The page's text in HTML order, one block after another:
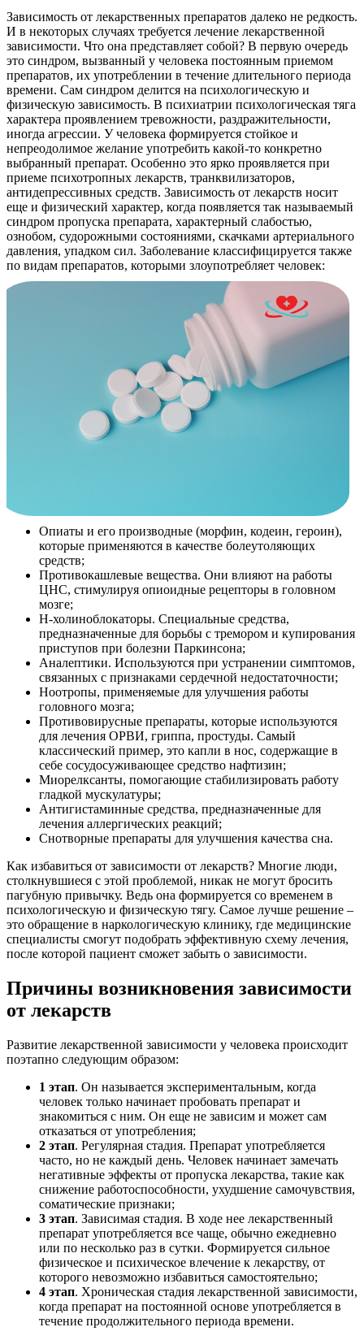
Зависимость от лекарственных препаратов далеко не редкость.
И в некоторых случаях требуется лечение лекарственной
зависимости. Что она представляет собой? В первую очередь
это синдром, вызванный у человека постоянным приемом
препаратов, их употреблении в течение длительного периода
времени. Сам синдром делится на психологическую и
физическую зависимость. В психиатрии психологическая тяга
характера проявлением тревожности, раздражительности,
иногда агрессии. У человека формируется стойкое и
непреодолимое желание употребить какой-то конкретно
выбранный препарат. Особенно это ярко проявляется при
приеме психотропных лекарств, транквилизаторов,
антидепрессивных средств. Зависимость от лекарств носит
еще и физический характер, когда появляется так называемый
синдром пропуска препарата, характерный слабостью,
ознобом, судорожными состояниями, скачками артериального
давления, упадком сил. Заболевание классифицируется также
по видам препаратов, которыми злоупотребляет человек:
Опиаты и его производные (морфин, кодеин, героин),
которые применяются в качестве болеутоляющих
средств;
Противокашлевые вещества. Они влияют на работы
ЦНС, стимулируя опиоидные рецепторы в головном
мозге;
Н-холиноблокаторы. Специальные средства,
предназначенные для борьбы с тремором и купирования
приступов при болезни Паркинсона;
Аналептики. Используются при устранении симптомов,
связанных с признаками сердечной недостаточности;
Ноотропы, применяемые для улучшения работы
головного мозга;
Противовирусные препараты, которые используются
для лечения ОРВИ, гриппа, простуды. Самый
классический пример, это капли в нос, содержащие в
себе сосудосуживающее средство нафтизин;
Миорелксанты, помогающие стабилизировать работу
гладкой мускулатуры;
Антигистаминные средства, предназначенные для
лечения аллергических реакций;
Снотворные препараты для улучшения качества сна.
Как избавиться от зависимости от лекарств? Многие люди,
столкнувшиеся с этой проблемой, никак не могут бросить
пагубную привычку. Ведь она формируется со временем в
психологическую и физическую тягу. Самое лучше решение –
это обращение в наркологическую клинику, где медицинские
специалисты смогут подобрать эффективную схему лечения,
после которой пациент сможет забыть о зависимости.
Причины возникновения зависимости
от лекарств
Развитие лекарственной зависимости у человека происходит
поэтапно следующим образом:
1 этап. Он называется экспериментальным, когда
человек только начинает пробовать препарат и
знакомиться с ним. Он еще не зависим и может сам
отказаться от употребления;
2 этап. Регулярная стадия. Препарат употребляется
часто, но не каждый день. Человек начинает замечать
негативные эффекты от пропуска лекарства, такие как
снижение работоспособности, ухудшение самочувствия,
соматические признаки;
3 этап. Зависимая стадия. В ходе нее лекарственный
препарат употребляется все чаще, обычно ежедневно
или по несколько раз в сутки. Формируется сильное
физическое и психическое влечение к лекарству, от
которого невозможно избавиться самостоятельно;
4 этап. Хроническая стадия лекарственной зависимости,
когда препарат на постоянной основе употребляется в
течение продолжительного периода времени.